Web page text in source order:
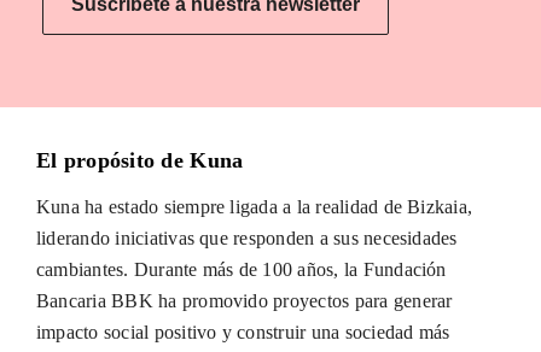
El propósito de Kuna
Kuna ha estado siempre ligada a la realidad de Bizkaia,
liderando iniciativas que responden a sus necesidades
cambiantes. Durante más de 100 años, la Fundación
Bancaria BBK ha promovido proyectos para generar
impacto social positivo y construir una sociedad más